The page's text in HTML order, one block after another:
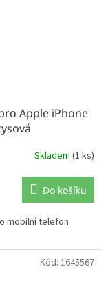
Apple iPhone
Skladem (1 ks)
Do košíku
mobilní telefon
Kód: 1645567